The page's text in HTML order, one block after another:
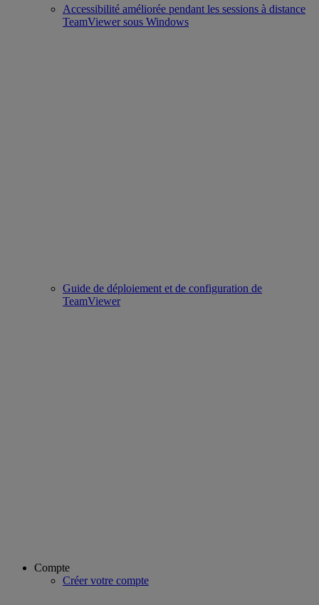
Accessibilité améliorée pendant les sessions à distance
TeamViewer sous Windows
Guide de déploiement et de configuration de
TeamViewer
Compte
Créer votre compte